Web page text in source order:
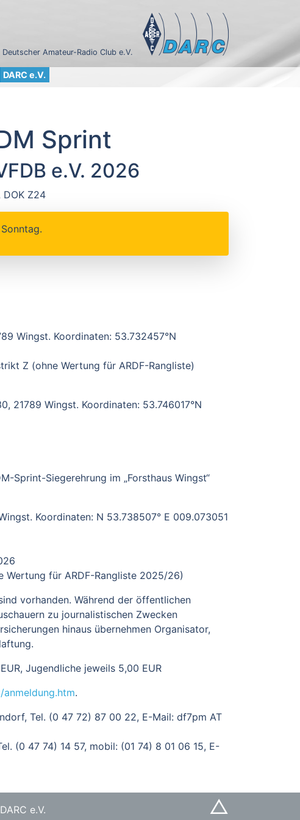
Deutscher Amateur-Radio Club e.V.
DARC e.V.
Sprint
e.V. 2026
DOK Z24
Wingst. Koordinaten: 53.732457°N
Z (ohne Wertung für ARDF-Rangliste)
21789 Wingst. Koordinaten: 53.746017°N
Sprint-Siegerehrung im „Forsthaus Wingst“
Koordinaten: N 53.738507° E 009.073051
für ARDF-Rangliste 2025/26)
vorhanden. Während der öffentlichen
zu journalistischen Zwecken
hinaus übernehmen Organisator,
Jugendliche jeweils 5,00 EUR
.
Tel. (0 47 72) 87 00 22, E-Mail: df7pm AT
(0 47 74) 14 57, mobil: (01 74) 8 01 06 15, E-
△
DARC e.V.